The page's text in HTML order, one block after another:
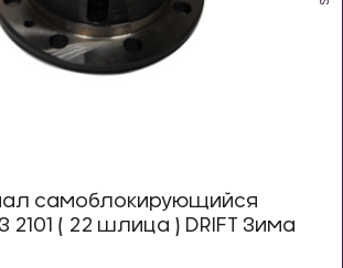
самоблокирующийся
2101 ( 22 шлица ) DRIFT Зима